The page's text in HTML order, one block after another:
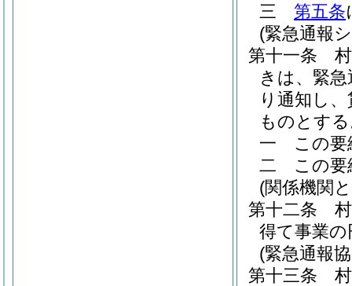
三
第五条
(緊急通報
第十一条
きは、緊
り通知し
ものとす
一
この
二
この
(関係機関
第十二条
得て事業
(緊急通報
第十三条